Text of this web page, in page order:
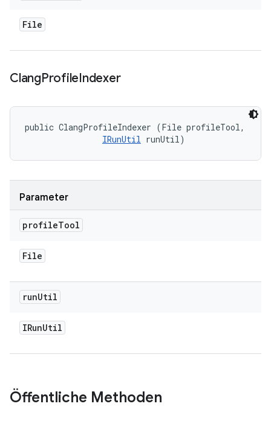
File
ClangProfileIndexer
public ClangProfileIndexer (File profileTool,
IRunUtil runUtil)
Parameter
profileTool
File
runUtil
IRunUtil
Öffentliche Methoden